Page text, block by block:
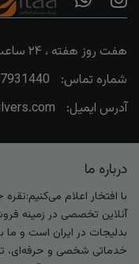
هفت روز هفته ، ۲۴ ساعت شبانه‌روز پاسخگوی شما هستیم
شماره تماس:
آدرس ایمیل:
درباره ما
با افتخار اعلام
آنلاین تخصصی در زمینه
بدلیجات در ایران است و ما
خدماتی شخصی و حرفه‌ای،